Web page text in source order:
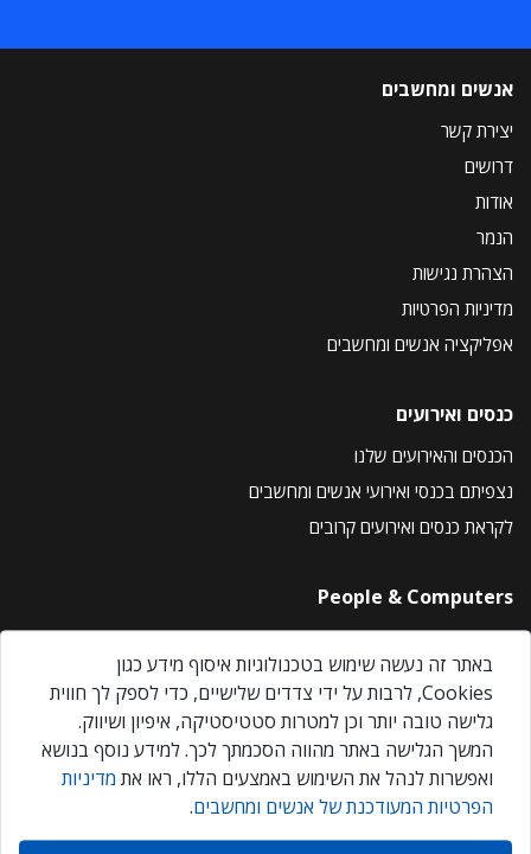
אנשים ומחשבים
יצירת קשר
דרושים
אודות
הנמר
הצהרת נגישות
מדיניות הפרטיות
אפליקציה אנשים ומחשבים
כנסים ואירועים
הכנסים והאירועים שלנו
נצפיתם בכנסי ואירועי אנשים ומחשבים
לקראת כנסים ואירועים קרובים
People & Computers
About Us
Privacy Policy
Contact Us
Our Events
אנשים ומחשבים © 2026 – כל הזכויות שמורות
באתר זה נעשה שימוש בטכנולוגיות איסוף מידע כגון
Cookies, לרבות על ידי צדדים שלישיים, כדי לספק לך חווית
גלישה טובה יותר וכן למטרות סטטיסטיקה, איפיון ושיווק.
המשך הגלישה באתר מהווה הסכמתך לכך. למידע נוסף בנושא
ואפשרות לנהל את השימוש באמצעים הללו, ראו את מדיניות
הפרטיות המעודכנת של אנשים ומחשבים.